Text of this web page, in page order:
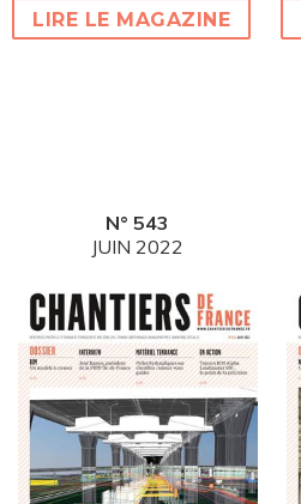
LIRE LE MAGAZINE
N° 543
JUIN 2022